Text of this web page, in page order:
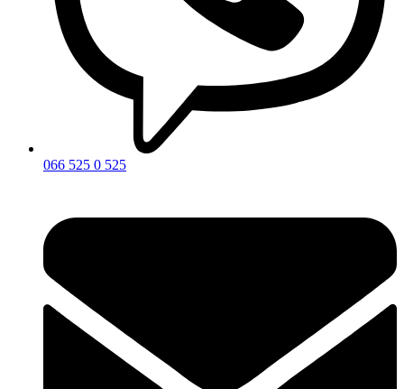
066 525 0 525